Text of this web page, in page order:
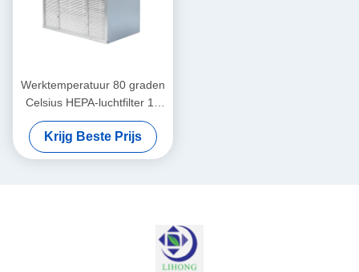
Werktemperatuur 80 graden
Celsius HEPA-luchtfilter 12
kg Gewicht Initiële druk
minder dan 120 Pa Perfect
voor HVAC-systemen
Krijg Beste Prijs